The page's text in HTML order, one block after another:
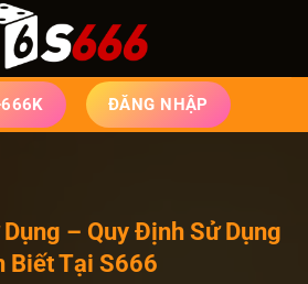
ĐĂNG NHẬP
– Quy Định Sử Dụng
Biết Tại S666